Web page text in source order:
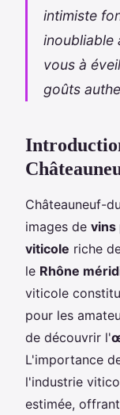
intimiste
inoubliable
vous à
goûts
Châteauneuf-
images de vins
viticole riche
le Rhône
viticole
pour les
de découvrir l'
L'importance
l'industrie
estimée,